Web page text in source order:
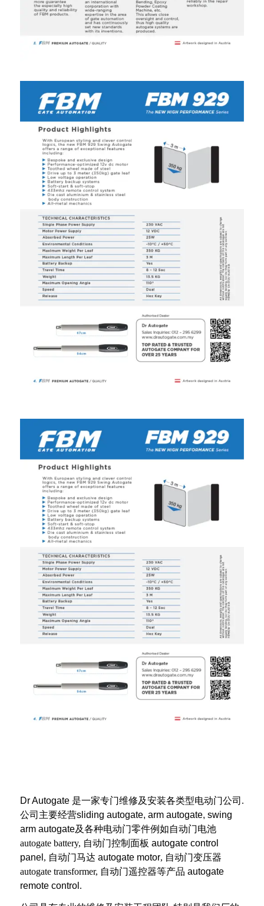
Dr Autogate 是一家专门维修及安装各类型电动门公司 .
公司主要经营sliding autogate, arm autogate, swing
arm autogate及各种电动门零件例如自动门电池
autogate battery, 自动门控制面板 autogate control
panel , 自动门马达 autogate motor, 自动门变压器
autogate transformer, 自动门遥控器等产品 autogate
remote control .